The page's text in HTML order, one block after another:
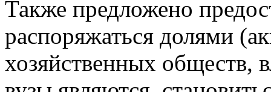
Также предложено
распоряжаться долями
хозяйственных обществ,